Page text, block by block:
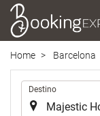
Home Barcelona
Destino